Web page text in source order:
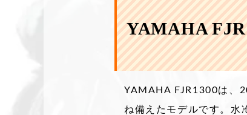
YAMAHA
YAMAHA FJR1300は、
ね備えたモデルです。​水